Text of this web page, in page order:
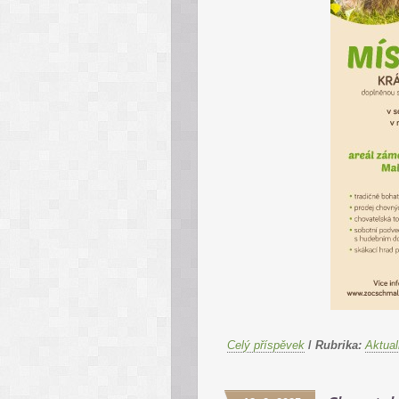
Celý příspěvek / Rubrika: